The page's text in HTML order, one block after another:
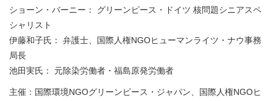
ショーン・バーニー： グリーンピース・ドイツ 核問題シニアスペ
シャリスト
伊藤和子氏： 弁護士、国際人権NGOヒューマンライツ・ナウ事務
局長
池田実氏： 元除染労働者・福島原発労働者
主催：国際環境NGOグリーンピース・ジャパン、国際人権NGOヒ